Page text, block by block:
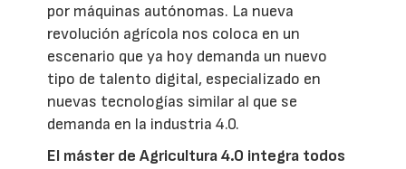
por máquinas autónomas. La nueva
revolución agrícola nos coloca en un
escenario que ya hoy demanda un nuevo
tipo de talento digital, especializado en
nuevas tecnologías similar al que se
demanda en la industria 4.0.
El máster de Agricultura 4.0 integra todos